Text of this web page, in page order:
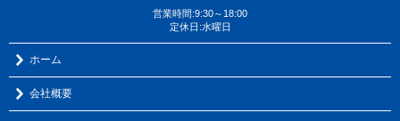
営業時間:9:30～18:00
定休日:水曜日
ホーム
会社概要